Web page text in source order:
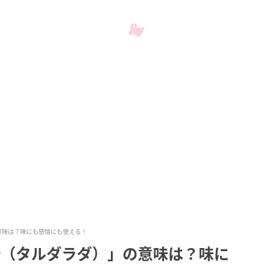
は？味にも感情にも使える！
タルダラダ）」の意味は？味に